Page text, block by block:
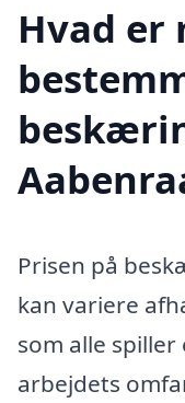
Hvad er
Prisen på
kan variere
som alle
arbejdets